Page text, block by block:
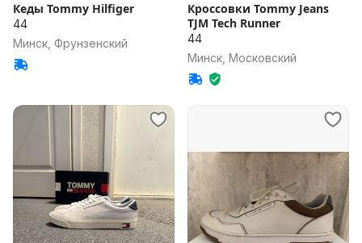
Кеды Tommy Hilfiger
44
Минск, Фрунзенский
Кроссовки Tommy Jeans
TJM Tech Runner
44
Минск, Московский